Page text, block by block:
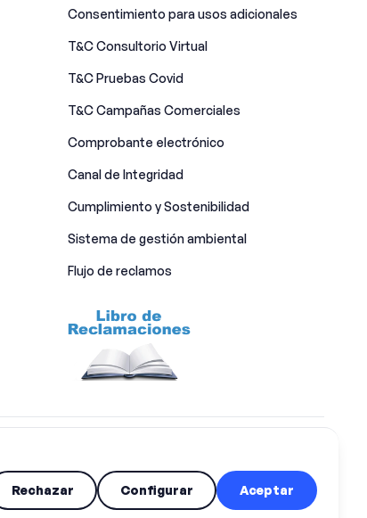
Consentimiento para usos adicionales
T&C Consultorio Virtual
T&C Pruebas Covid
T&C Campañas Comerciales
Comprobante electrónico
Canal de Integridad​
Cumplimiento y Sostenibilidad
Sistema de gestión ambiental
Flujo de reclamos
Rechazar Configurar Aceptar